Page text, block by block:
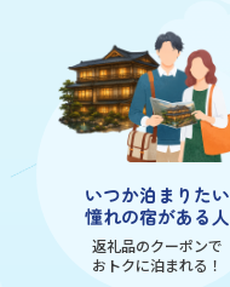
いつか泊まりたい
憧れの宿がある人
返礼品のクーポンで
おトクに泊まれる！